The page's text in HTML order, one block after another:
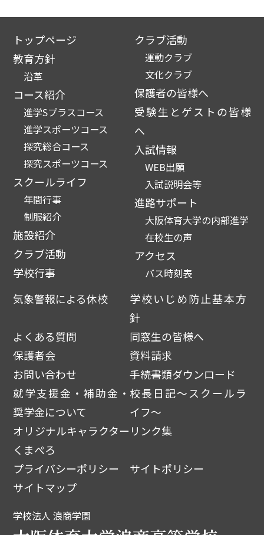
トップページ
教育方針
沿革
コース紹介
進学Sプラスコース
進学スポーツコース
探究総合コース
探究スポーツコース
スクールライフ
年間行事
制服紹介
施設紹介
クラブ活動
学校行事
クラブ活動
運動クラブ
文化クラブ
保護者の皆様へ
受験生とゲストの皆様
へ
入試情報
WEB出願
入試説明会等
進路サポート
大阪体育大学の内部進学
在校生の声
アクセス
バス時刻表
気象警報による休校
学校いじめ防止基本方
針
よくある質問
同窓生の皆様へ
保護者会
資料請求
お問い合わせ
手続書類ダウンロード
就学支援金・補助金・
奨学金について
校長日記～スクールラ
イフ～
オリジナルキャラクター
くまぺろ
リンク集
プライバシーポリシー
サイトポリシー
サイトマップ
学校法人 浪商学園